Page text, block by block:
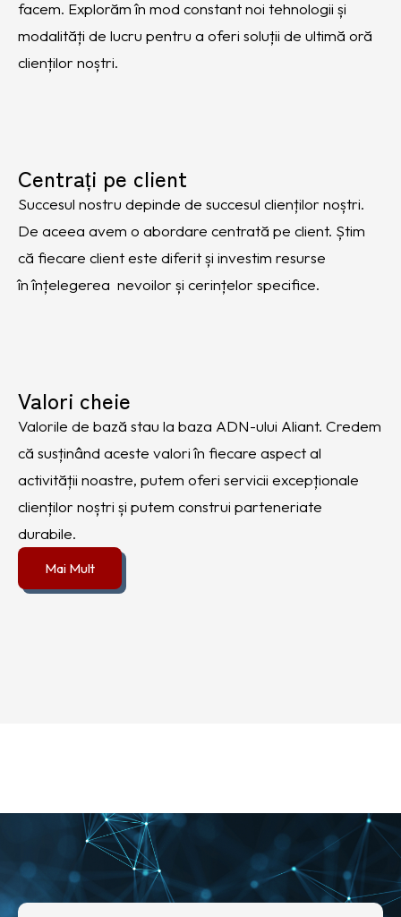
facem. Explorăm în mod constant noi tehnologii și
modalități de lucru pentru a oferi soluții de ultimă oră
clienților noștri.
Centrați pe client
Succesul nostru depinde de succesul clienților noștri.
De aceea avem o abordare centrată pe client. Știm
că fiecare client este diferit și investim resurse
în înțelegerea nevoilor și cerințelor specifice.
Valori cheie
Valorile de bază stau la baza ADN-ului Aliant. Credem
că susținând aceste valori în fiecare aspect al
activității noastre, putem oferi servicii excepționale
clienților noștri și putem construi parteneriate
durabile.
Mai Mult